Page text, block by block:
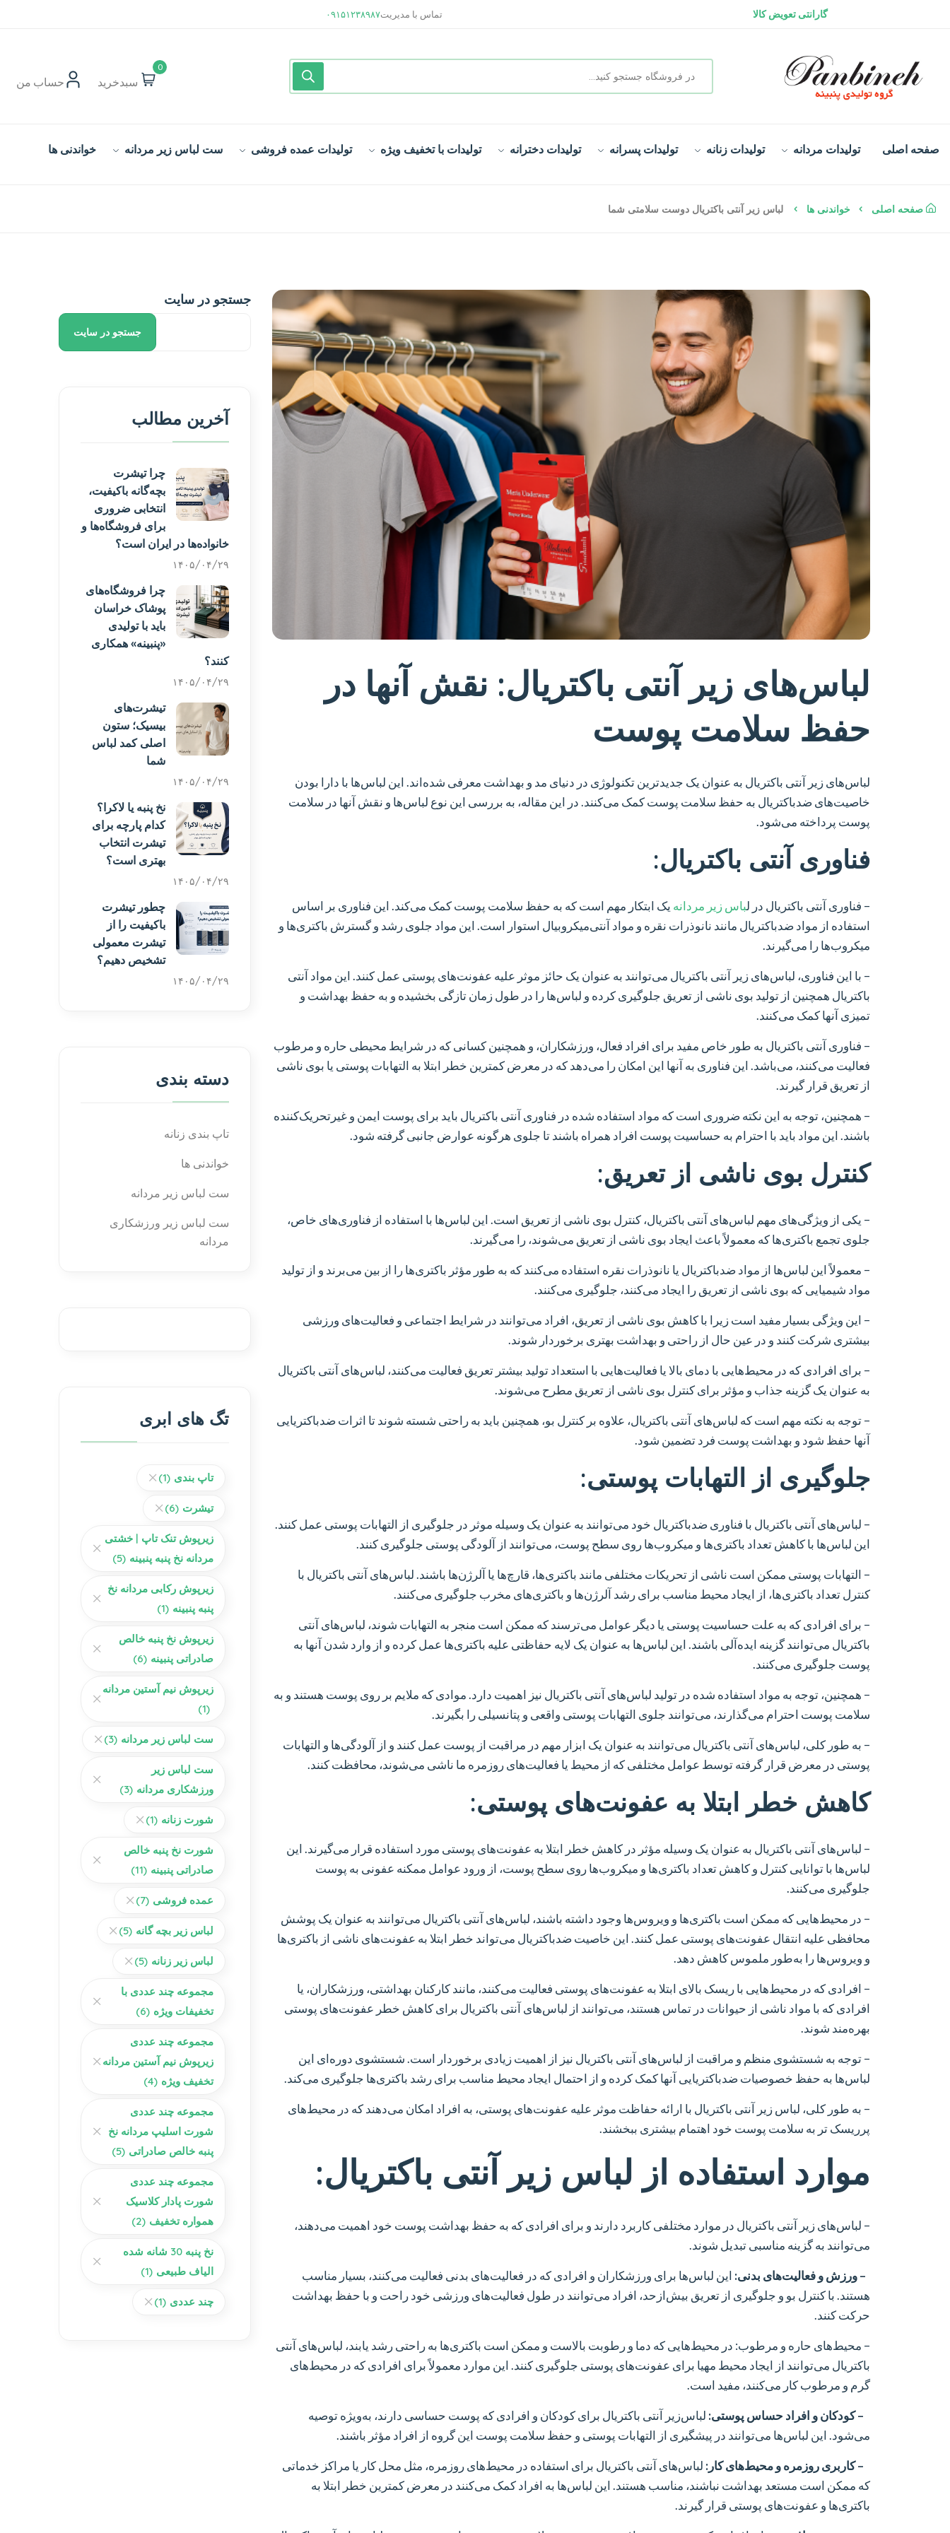
گارانتی تعویض کالا
تماس با مدیریت۰۹۱۵۱۲۳۸۹۸۷
0
سبدخرید حساب‌ من
صفحه اصلی تولیدات مردانه تولیدات زنانه تولیدات پسرانه تولیدات دخترانه تولیدات با تخفیف ویژه تولیدات عمده فروشی ست لباس زیر مردانه خواندنی ها
صفحه اصلی خواندنی ها لباس زیر آنتی باکتریال دوست سلامتی شما
لباس‌های زیر آنتی باکتریال: نقش آنها در
حفظ سلامت پوست
لباس‌های زیر آنتی باکتریال به عنوان یک جدیدترین تکنولوژی در دنیای مد و بهداشت معرفی شده‌اند. این لباس‌ها با دارا بودن
خاصیت‌های ضدباکتریال به حفظ سلامت پوست کمک می‌کنند. در این مقاله، به بررسی این نوع لباس‌ها و نقش آنها در سلامت
پوست پرداخته می‌شود.
فناوری آنتی باکتریال:
– فناوری آنتی باکتریال در لباس‌ زیر مردانه یک ابتکار مهم است که به حفظ سلامت پوست کمک می‌کند. این فناوری بر اساس
استفاده از مواد ضدباکتریال مانند نانوذرات نقره و مواد آنتی‌میکروبیال استوار است. این مواد جلوی رشد و گسترش باکتری‌ها و
میکروب‌ها را می‌گیرند.
– با این فناوری، لباس‌های زیر آنتی باکتریال می‌توانند به عنوان یک حائز موثر علیه عفونت‌های پوستی عمل کنند. این مواد آنتی
باکتریال همچنین از تولید بوی ناشی از تعریق جلوگیری کرده و لباس‌ها را در طول زمان تازگی بخشیده و به حفظ بهداشت و
تمیزی آنها کمک می‌کنند.
– فناوری آنتی باکتریال به طور خاص مفید برای افراد فعال، ورزشکاران، و همچنین کسانی که در شرایط محیطی حاره و مرطوب
فعالیت می‌کنند، می‌باشد. این فناوری به آنها این امکان را می‌دهد که در معرض کمترین خطر ابتلا به التهابات پوستی یا بوی ناشی
از تعریق قرار گیرند.
– همچنین، توجه به این نکته ضروری است که مواد استفاده شده در فناوری آنتی باکتریال باید برای پوست ایمن و غیرتحریک‌کننده
باشند. این مواد باید با احترام به حساسیت پوست افراد همراه باشند تا جلوی هرگونه عوارض جانبی گرفته شود.
کنترل بوی ناشی از تعریق:
– یکی از ویژگی‌های مهم لباس‌های آنتی باکتریال، کنترل بوی ناشی از تعریق است. این لباس‌ها با استفاده از فناوری‌های خاص،
جلوی تجمع باکتری‌ها که معمولاً باعث ایجاد بوی ناشی از تعریق می‌شوند، را می‌گیرند.
– معمولاً این لباس‌ها از مواد ضدباکتریال یا نانوذرات نقره استفاده می‌کنند که به طور مؤثر باکتری‌ها را از بین می‌برند و از تولید
مواد شیمیایی که بوی ناشی از تعریق را ایجاد می‌کنند، جلوگیری می‌کنند.
– این ویژگی بسیار مفید است زیرا با کاهش بوی ناشی از تعریق، افراد می‌توانند در شرایط اجتماعی و فعالیت‌های ورزشی
بیشتری شرکت کنند و در عین حال از راحتی و بهداشت بهتری برخوردار شوند.
– برای افرادی که در محیط‌هایی با دمای بالا یا فعالیت‌هایی با استعداد تولید بیشتر تعریق فعالیت می‌کنند، لباس‌های آنتی باکتریال
به عنوان یک گزینه جذاب و مؤثر برای کنترل بوی ناشی از تعریق مطرح می‌شوند.
– توجه به نکته مهم است که لباس‌های آنتی باکتریال، علاوه بر کنترل بو، همچنین باید به راحتی شسته شوند تا اثرات ضدباکتریایی
آنها حفظ شود و بهداشت پوست فرد تضمین شود.
جلوگیری از التهابات پوستی:
– لباس‌های آنتی باکتریال با فناوری ضدباکتریال خود می‌توانند به عنوان یک وسیله موثر در جلوگیری از التهابات پوستی عمل کنند.
این لباس‌ها با کاهش تعداد باکتری‌ها و میکروب‌ها روی سطح پوست، می‌توانند از آلودگی پوستی جلوگیری کنند.
– التهابات پوستی ممکن است ناشی از تحریکات مختلفی مانند باکتری‌ها، قارچ‌ها یا آلرژن‌ها باشند. لباس‌های آنتی باکتریال با
کنترل تعداد باکتری‌ها، از ایجاد محیط مناسب برای رشد آلرژن‌ها و باکتری‌های مخرب جلوگیری می‌کنند.
– برای افرادی که به علت حساسیت پوستی یا دیگر عوامل می‌ترسند که ممکن است منجر به التهابات شوند، لباس‌های آنتی
باکتریال می‌توانند گزینه ایده‌آلی باشند. این لباس‌ها به عنوان یک لایه حفاظتی علیه باکتری‌ها عمل کرده و از وارد شدن آنها به
پوست جلوگیری می‌کنند.
– همچنین، توجه به مواد استفاده شده در تولید لباس‌های آنتی باکتریال نیز اهمیت دارد. موادی که ملایم بر روی پوست هستند و به
سلامت پوست احترام می‌گذارند، می‌توانند جلوی التهابات پوستی واقعی و پتانسیلی را بگیرند.
– به طور کلی، لباس‌های آنتی باکتریال می‌توانند به عنوان یک ابزار مهم در مراقبت از پوست عمل کنند و از آلودگی‌ها و التهابات
پوستی در معرض قرار گرفته توسط عوامل مختلفی که از محیط یا فعالیت‌های روزمره ما ناشی می‌شوند، محافظت کنند.
کاهش خطر ابتلا به عفونت‌های پوستی:
– لباس‌های آنتی باکتریال به عنوان یک وسیله مؤثر در کاهش خطر ابتلا به عفونت‌های پوستی مورد استفاده قرار می‌گیرند. این
لباس‌ها با توانایی کنترل و کاهش تعداد باکتری‌ها و میکروب‌ها روی سطح پوست، از ورود عوامل ممکنه عفونی به پوست
جلوگیری می‌کنند.
– در محیط‌هایی که ممکن است باکتری‌ها و ویروس‌ها وجود داشته باشند، لباس‌های آنتی باکتریال می‌توانند به عنوان یک پوشش
محافظی علیه انتقال عفونت‌های پوستی عمل کنند. این خاصیت ضدباکتریال می‌تواند خطر ابتلا به عفونت‌های ناشی از باکتری‌ها
و ویروس‌ها را به‌طور ملموس کاهش دهد.
– افرادی که در محیط‌هایی با ریسک بالای ابتلا به عفونت‌های پوستی فعالیت می‌کنند، مانند کارکنان بهداشتی، ورزشکاران، یا
افرادی که با مواد ناشی از حیوانات در تماس هستند، می‌توانند از لباس‌های آنتی باکتریال برای کاهش خطر عفونت‌های پوستی
بهره‌مند شوند.
– توجه به شستشوی منظم و مراقبت از لباس‌های آنتی باکتریال نیز از اهمیت زیادی برخوردار است. شستشوی دوره‌ای این
لباس‌ها به حفظ خصوصیات ضدباکتریایی آنها کمک کرده و از احتمال ایجاد محیط مناسب برای رشد باکتری‌ها جلوگیری می‌کند.
– به طور کلی، لباس‌ زیر آنتی باکتریال با ارائه حفاظت موثر علیه عفونت‌های پوستی، به افراد امکان می‌دهند که در محیط‌های
پرریسک تر به سلامت پوست خود اهتمام بیشتری ببخشند.
موارد استفاده از لباس زیر آنتی باکتریال:
– لباس‌های زیر آنتی باکتریال در موارد مختلفی کاربرد دارند و برای افرادی که به حفظ بهداشت پوست خود اهمیت می‌دهند،
می‌توانند به گزینه مناسبی تبدیل شوند.
– ورزش و فعالیت‌های بدنی: این لباس‌ها برای ورزشکاران و افرادی که در فعالیت‌های بدنی فعالیت می‌کنند، بسیار مناسب
هستند. با کنترل بو و جلوگیری از تعریق بیش‌از‌حد، افراد می‌توانند در طول فعالیت‌های ورزشی خود راحت و با حفظ بهداشت
حرکت کنند.
– محیط‌های حاره و مرطوب: در محیط‌هایی که دما و رطوبت بالاست و ممکن است باکتری‌ها به راحتی رشد یابند، لباس‌های آنتی
باکتریال می‌توانند از ایجاد محیط مهیا برای عفونت‌های پوستی جلوگیری کنند. این موارد معمولاً برای افرادی که در محیط‌های
گرم و مرطوب کار می‌کنند، مفید است.
– کودکان و افراد حساس پوستی: لباس‌زیر آنتی باکتریال برای کودکان و افرادی که پوست حساسی دارند، به‌ویژه توصیه
می‌شود. این لباس‌ها می‌توانند در پیشگیری از التهابات پوستی و حفظ سلامت پوست این گروه از افراد مؤثر باشند.
– کاربری روزمره و محیط‌های کار: لباس‌های آنتی باکتریال برای استفاده در محیط‌های روزمره، مثل محل کار یا مراکز خدماتی
که ممکن است مستعد بهداشت نباشند، مناسب هستند. این لباس‌ها به افراد کمک می‌کنند در معرض کمترین خطر ابتلا به
باکتری‌ها و عفونت‌های پوستی قرار گیرند.
جستجو در سایت
جستجو در سایت
آخرین مطالب
چرا تیشرت
بچه‌گانه باکیفیت،
انتخابی ضروری
برای فروشگاه‌ها و
خانواده‌ها در ایران است؟
۱۴۰۵/۰۴/۲۹
چرا فروشگاه‌های
پوشاک خراسان
باید با تولیدی
«پنبینه» همکاری
کنند؟
۱۴۰۵/۰۴/۲۹
تیشرت‌های
بیسیک؛ ستون
اصلی کمد لباس
شما
۱۴۰۵/۰۴/۲۹
نخ پنبه یا لاکرا؟
کدام پارچه برای
تیشرت انتخاب
بهتری است؟
۱۴۰۵/۰۴/۲۹
چطور تیشرت
باکیفیت را از
تیشرت معمولی
تشخیص دهیم؟
۱۴۰۵/۰۴/۲۹
دسته بندی
تاپ بندی زنانه
خواندنی ها
ست لباس زیر مردانه
ست لباس زیر ورزشکاری
مردانه
تگ های ابری
تاپ بندی (1)
تیشرت (6)
زیرپوش تنک تاپ | خشتی
مردانه نخ پنبه پنبینه (5)
زیرپوش رکابی مردانه نخ
پنبه پنبینه (1)
زیرپوش نخ پنبه خالص
صادراتی پنبینه (6)
زیرپوش نیم آستین مردانه
(1)
ست لباس زیر مردانه (3)
ست لباس زیر
ورزشکاری مردانه (3)
شورت زنانه (1)
شورت نخ پنبه خالص
صادراتی پنبینه (11)
عمده فروشی (7)
لباس زیر بچه گانه (5)
لباس زیر زنانه (5)
مجموعه چند عددی با
تخفیفات ویژه (6)
مجموعه چند عددی
زیرپوش نیم آستین مردانه
تخفیف ویژه (4)
مجموعه چند عددی
شورت اسلیپ مردانه نخ
پنبه خالص صادراتی (5)
مجموعه چند عددی
شورت پادار کلاسیک
همواره تخفیف (2)
نخ پنبه 30 شانه شده
الیاف طبیعی (1)
چند عددی (1)